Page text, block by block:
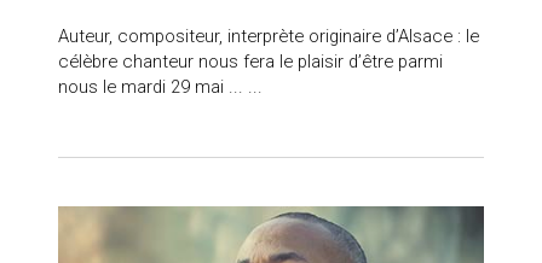
Auteur, compositeur, interprète originaire d’Alsace : le
célèbre chanteur nous fera le plaisir d’être parmi
nous le mardi 29 mai ... ...